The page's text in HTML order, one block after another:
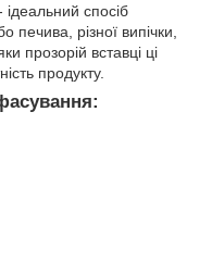
ідеальний спосіб
печива, різної випічки,
прозорій вставці ці
продукту.